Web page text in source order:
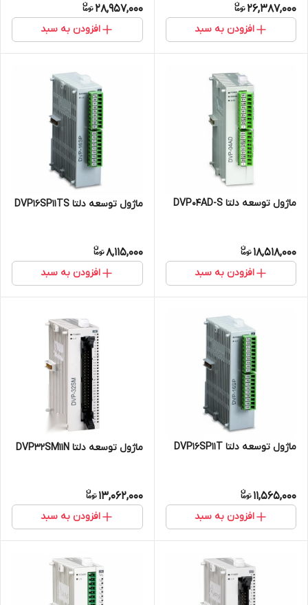
26,387,000
افزودن به سبد
28,957,000
افزودن به سبد
ماژول توسعه دلتا DVP04AD-S
18,518,000
افزودن به سبد
ماژول توسعه دلتا DVP16SP11TS
8,115,000
افزودن به سبد
ماژول توسعه دلتا DVP16SP11T
11,565,000
افزودن به سبد
ماژول توسعه دلتا DVP32SM11N
13,062,000
افزودن به سبد